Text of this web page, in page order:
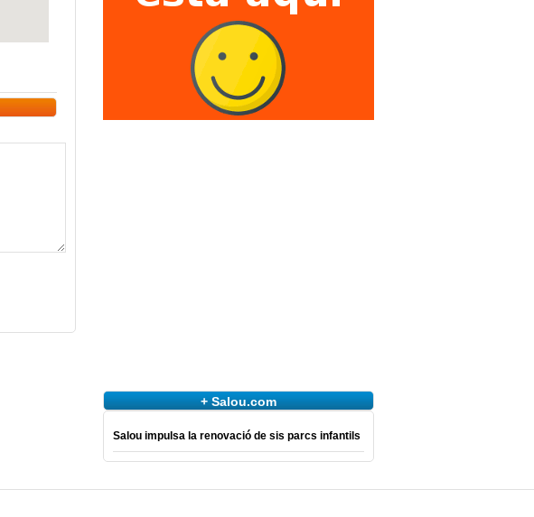
+ Salou.com
Salou impulsa la renovació de sis parcs infantils